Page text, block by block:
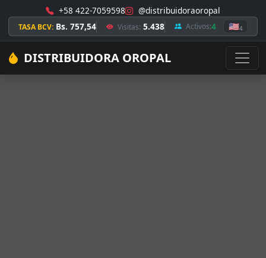
+58 422-7059598 @distribuidoraoropal
TASA BCV: Bs. 757,54 Visitas: 5.438 Activos:4 🇺🇸4
DISTRIBUIDORA OROPAL